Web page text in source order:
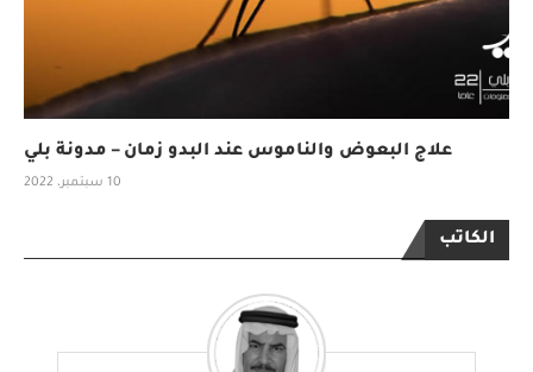
علاج البعوض والناموس عند البدو زمان – مدونة بلي
10 سبتمبر، 2022
الكاتب